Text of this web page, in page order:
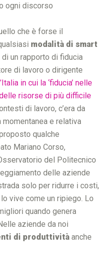
ogni discorso
che è forse il
modalità di smart
un rapporto di fiducia
di lavoro o dirigente
in cui la ‘fiducia’ nelle
risorse di più difficile
di lavoro, c’era da
e relativa
qualche
Mariano Corso,
del Politecnico
delle aziende
solo per ridurre i costi,
vive come un ripiego. Lo
quando genera
aziende da noi
di produttività anche